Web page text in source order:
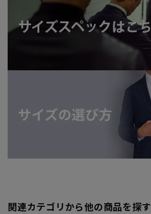
関連カテゴリから他の商品を探す